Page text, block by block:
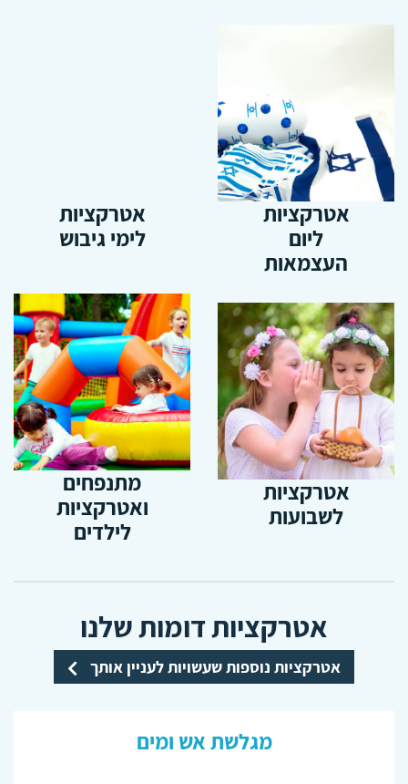
אטרקציות
ליום
העצמאות
אטרקציות
לימי גיבוש
אטרקציות
לשבועות
מתנפחים
ואטרקציות
לילדים
אטרקציות דומות שלנו
אטרקציות נוספות שעשויות לעניין אותך
מגלשת אש ומים